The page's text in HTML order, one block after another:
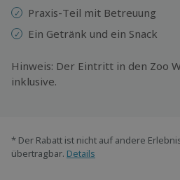
Praxis-Teil mit Betreuung
Ein Getränk und ein Snack
Hinweis: Der Eintritt in den Zoo
inklusive.
* Der Rabatt ist nicht auf andere
übertragbar. Details